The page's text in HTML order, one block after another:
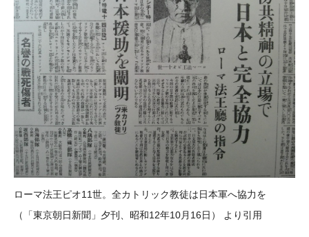
ローマ法王ピオ11世。全カトリック教徒は日本軍へ協力を
（「東京朝日新聞」夕刊、昭和12年10月16日） より引用